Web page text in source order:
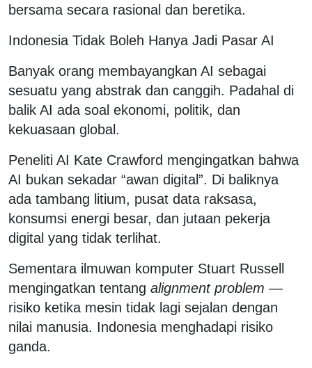
bersama secara rasional dan beretika.
Indonesia Tidak Boleh Hanya Jadi Pasar AI
Banyak orang membayangkan AI sebagai
sesuatu yang abstrak dan canggih. Padahal di
balik AI ada soal ekonomi, politik, dan
kekuasaan global.
Peneliti AI Kate Crawford mengingatkan bahwa
AI bukan sekadar “awan digital”. Di baliknya
ada tambang litium, pusat data raksasa,
konsumsi energi besar, dan jutaan pekerja
digital yang tidak terlihat.
Sementara ilmuwan komputer Stuart Russell
mengingatkan tentang alignment problem —
risiko ketika mesin tidak lagi sejalan dengan
nilai manusia. Indonesia menghadapi risiko
ganda.